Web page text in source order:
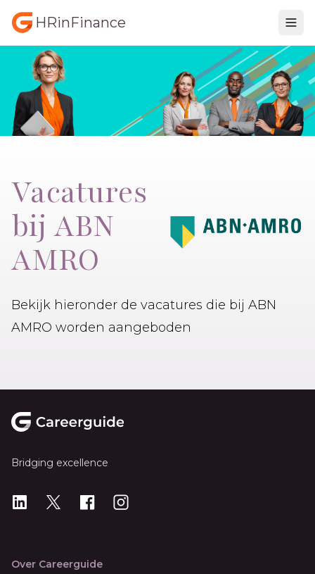
HRinFinance
Vacatures
bij ABN
AMRO
Bekijk hieronder de vacatures die bij ABN
AMRO worden aangeboden
Bridging excellence
LinkedIn
X Instagram
Over Careerguide